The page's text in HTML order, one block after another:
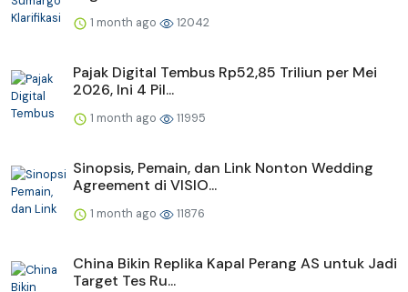
1 month ago 12042
Pajak Digital Tembus Rp52,85 Triliun per Mei
2026, Ini 4 Pil...
1 month ago 11995
Sinopsis, Pemain, dan Link Nonton Wedding
Agreement di VISIO...
1 month ago 11876
China Bikin Replika Kapal Perang AS untuk Jadi
Target Tes Ru...